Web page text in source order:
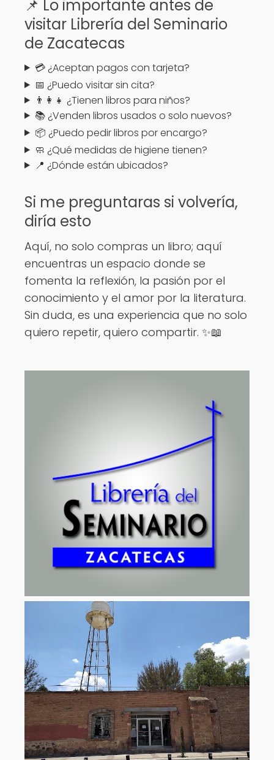
📌 Lo importante antes de
visitar Librería del Seminario
de Zacatecas
💳 ¿Aceptan pagos con tarjeta?
📅 ¿Puedo visitar sin cita?
👨‍👩‍👧 ¿Tienen libros para niños?
📚 ¿Venden libros usados o solo nuevos?
📦 ¿Puedo pedir libros por encargo?
🧼 ¿Qué medidas de higiene tienen?
📍 ¿Dónde están ubicados?
Si me preguntaras si volvería,
diría esto
Aquí, no solo compras un libro; aquí
encuentras un espacio donde se
fomenta la reflexión, la pasión por el
conocimiento y el amor por la literatura.
Sin duda, es una experiencia que no solo
quiero repetir, quiero compartir. ✨📖